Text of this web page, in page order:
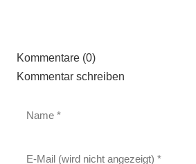
Kommentare (0)
Kommentar schreiben